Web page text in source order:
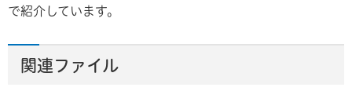
で紹介しています。
関連ファイル